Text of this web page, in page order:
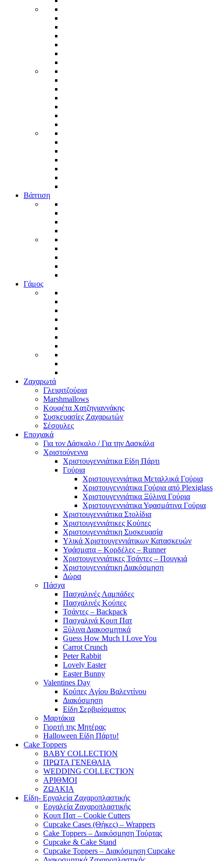
Βάπτιση
Γάμος
Ζαχαρωτά
Γλειφιτζούρια
Marshmallows
Κουφέτα Χατζηγιαννάκης
Συσκευασίες Ζαχαρωτών
Σέσουλες
Εποχιακά
Για τον Δάσκαλο / Για την Δασκάλα
Χριστούγεννα
Χριστουγεννιάτικα Είδη Πάρτι
Γούρια
Χριστουγεννιάτικα Μεταλλικά Γούρια
Χριστουγεννιάτικα Γούρια από Plexiglass
Χριστουγεννιάτικα Ξύλινα Γούρια
Χριστουγεννιάτικα Υφασμάτινα Γούρια
Χριστουγεννιάτικα Στολίδια
Χριστουγεννιάτικες Κούπες
Χριστουγεννιάτικη Συσκευασία
Υλικά Χριστουγεννιάτικων Κατασκευών
Υφάσματα – Κορδέλες – Runner
Χριστουγεννιάτικες Τσάντες – Πουγκιά
Χριστουγεννιάτικη Διακόσμηση
Δώρα
Πάσχα
Πασχαλινές Λαμπάδες
Πασχαλινές Κούπες
Τσάντες – Backpack
Πασχαλινά Κουπ Πατ
Ξύλινα Διακοσμητικά
Guess How Much I Love You
Carrot Crunch
Peter Rabbit
Lovely Easter
Easter Bunny
Valentines Day
Κούπες Aγίου Βαλεντίνου
Διακόσμηση
Είδη Σερβιρίσματος
Μαρτάκια
Γιορτή της Μητέρας
Halloween Είδη Πάρτυ!
Cake Toppers
BABY COLLECTION
ΠΡΩΤΑ ΓΕΝΕΘΛΙΑ
WEDDING COLLECTION
ΑΡΙΘΜΟΙ
ΖΩΑΚΙΑ
Είδη- Εργαλεία Ζαχαροπλαστικής
Εργαλεία Ζαχαροπλαστικής
Κουπ Πατ – Cookie Cutters
Cupcake Cases (Θήκες) – Wrappers
Cake Toppers – Διακόσμηση Τούρτας
Cupcake & Cake Stand
Cupcake Toppers – Διακόσμηση Cupcake